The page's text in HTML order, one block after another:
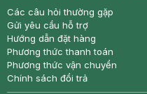
Các câu hỏi thường gặp
Gửi yêu cầu hỗ trợ
Hướng dẫn đặt hàng
Phương thức thanh toán
Phương thức vận chuyển
Chính sách đổi trả